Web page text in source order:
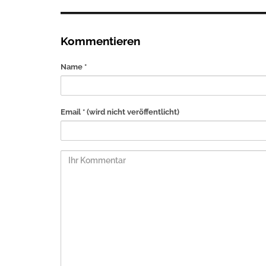
Kommentieren
Name *
Email * (wird nicht veröffentlicht)